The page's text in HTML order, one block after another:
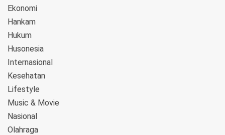
Ekonomi
Hankam
Hukum
Husonesia
Internasional
Kesehatan
Lifestyle
Music & Movie
Nasional
Olahraga